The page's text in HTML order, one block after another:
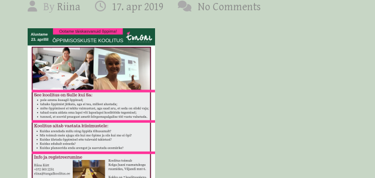
By Riina 17. apr 2019 No Comments